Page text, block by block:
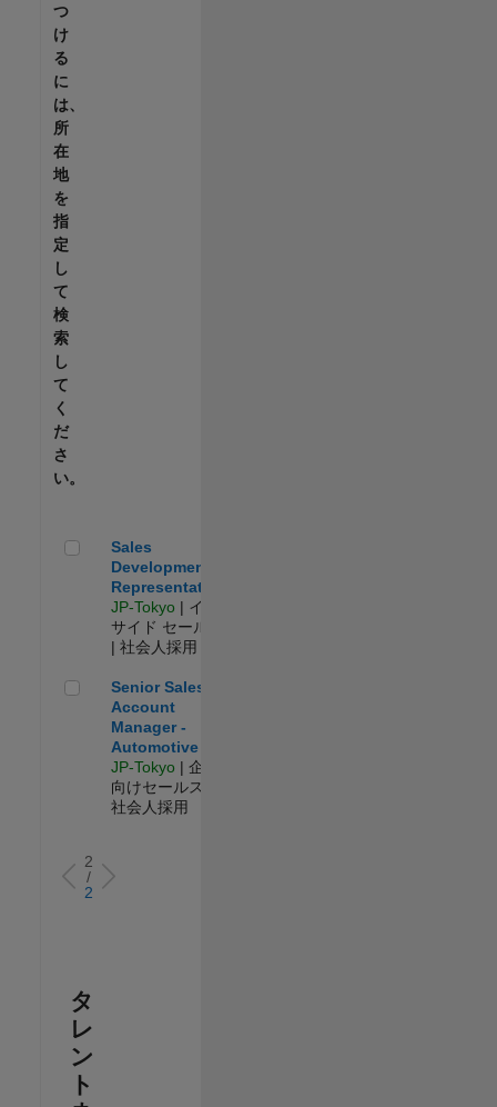
つ
け
る
に
は、
所
在
地
を
指
定
し
て
検
索
し
て
く
だ
さ
い。
Sales Development Representative
Sales
Development
Representative
JP-Tokyo | イン
サイド セールス
| 社会人採用
Senior Sales Account Manager - Automotive
Senior Sales
Account
Manager -
Automotive
JP-Tokyo | 企業
向けセールス |
社会人採用
2
/
2
タ
レ
ン
ト